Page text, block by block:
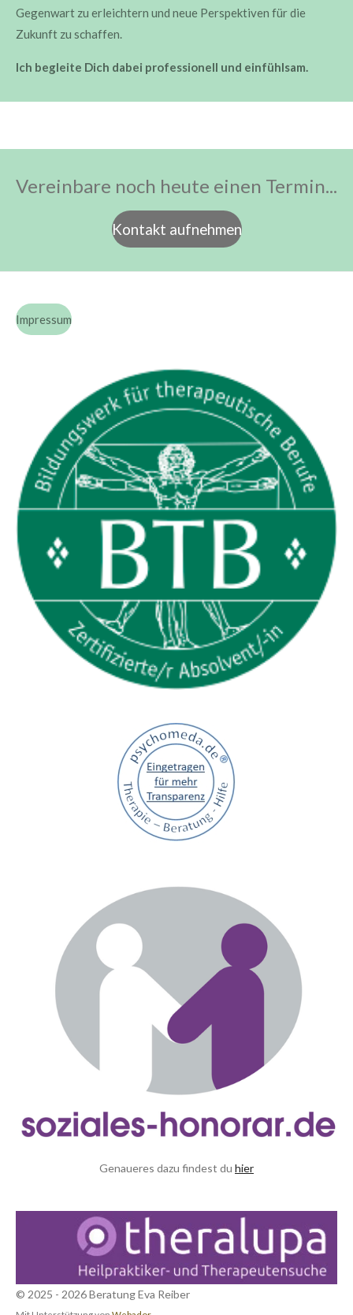
Gegenwart zu erleichtern und neue Perspektiven für die
Zukunft zu schaffen.
Ich begleite Dich dabei professionell und einfühlsam.
Vereinbare noch heute einen Termin...
Kontakt aufnehmen
Impressum
Genaueres dazu findest du hier
© 2025 - 2026 Beratung Eva Reiber